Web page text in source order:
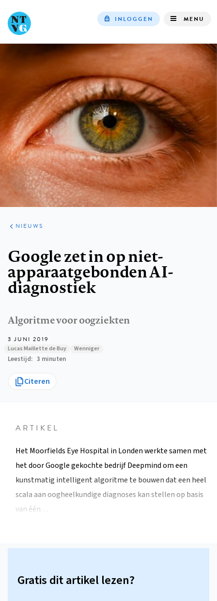
navigation
INLOGGEN MENU
Algoritme voor oogziekten
ARTIKELEN
HET
KORT
NIEUWS
Google zet in op niet-
apparaatgebonden AI-
diagnostiek
3 JUNI 2019
Lucas Maillette de Buy Wenniger
Leestijd 3 minuten
Citeren
ARTIKEL
Het Moorfields Eye Hospital in Londen werkte samen met
het door Google gekochte bedrijf Deepmind om een
kunstmatig intelligent algoritme te bouwen dat een heel
scala aan oogheelkundige diagnoses kan stellen op basis
van één…
Gratis dit artikel lezen?